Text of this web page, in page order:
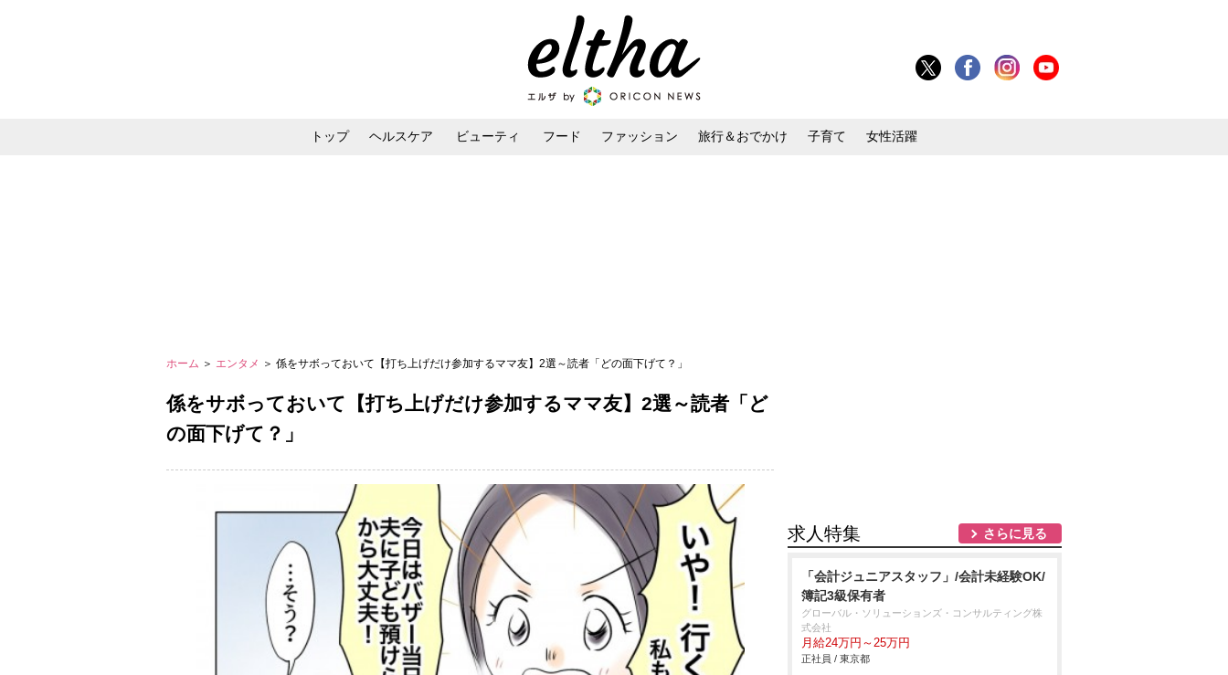
トップ ヘルスケア ビューティ フード ファッション 旅行＆おでかけ 子育て 女性活躍
ホーム ＞ エンタメ ＞ 係をサボっておいて【打ち上げだけ参加するママ友】2選～読者「どの面下げて？」
係をサボっておいて【打ち上げだけ参加するママ友】2選～読者「ど
の面下げて？」
求人特集 さらに見る
「会計ジュニアスタッフ」/会計未経験OK/
簿記3級保有者
グローバル・ソリューションズ・コンサルティング株
式会社
月給24万円～25万円
正社員 / 東京都